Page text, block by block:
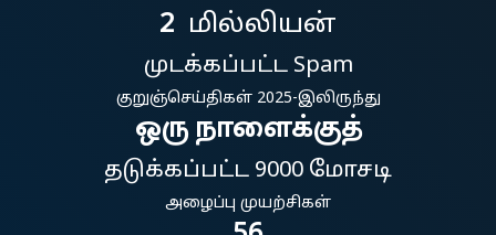
2 மில்லியன்
முடக்கப்பட்ட Spam
குறுஞ்செய்திகள் 2025-இலிருந்து
ஒரு நாளைக்குத்
தடுக்கப்பட்ட 9000 மோசடி
அழைப்பு முயற்சிகள்